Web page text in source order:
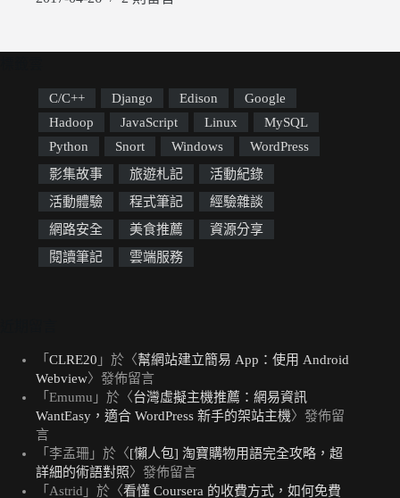
C/C++ Django Edison
Google
Hadoop
JavaScript Linux
MySQL
Python
Snort Windows
WordPress
影集故事
旅遊札記
活動紀錄
活動體驗
程式筆記
經驗雜談
網路安全
美食推薦
資源分享
閱讀筆記
雲端服務
「 CLRE20 」於〈幫網站建立簡易 App：使用 Android
Webview〉發佈留言
「 Emumu 」於〈台灣虛擬主機推薦：網易資訊
WantEasy，適合 WordPress 新手的架站主機〉發佈留
言
「 李孟珊 」於〈[懶人包] 淘寶購物用語完全攻略，超
詳細的術語對照〉發佈留言
「 Astrid 」於〈看懂 Coursera 的收費方式，如何免費